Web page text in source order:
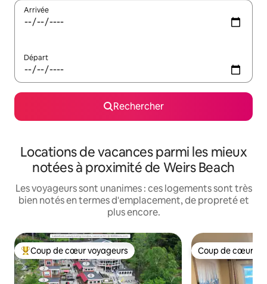
Arrivée
Départ
Rechercher
Locations de vacances parmi les mieux
notées à proximité de Weirs Beach
Les voyageurs sont unanimes : ces logements sont très
bien notés en termes d'emplacement, de propreté et
plus encore.
Coups de cœur voyageurs les plus appréciés
Coup de cœur voyageurs Coup de cœur
Coup de cœur